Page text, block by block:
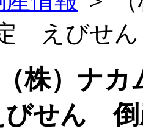
えびせ
（株）ナ
せん 倒